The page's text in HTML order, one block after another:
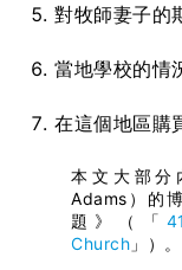
對牧師妻子的
當地學校的情
在這個地區購
本文大部分
Adams）的
題》（「
Church 」）。